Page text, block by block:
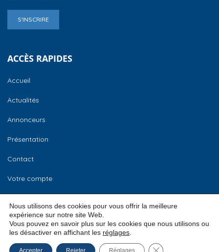
S'INSCRIRE
ACCÈS RAPIDES
Accueil
Actualités
Annonceurs
Présentation
Contact
Votre compte
Mentions légales
© 2026CCI Normandie –
Nous utilisons des cookies pour vous offrir la meilleure
expérience sur notre site Web.
Vous pouvez en savoir plus sur les cookies que nous utilisons ou
les désactiver en affichant les réglages
Accepter Rejeter Réglages Fermer la bannière